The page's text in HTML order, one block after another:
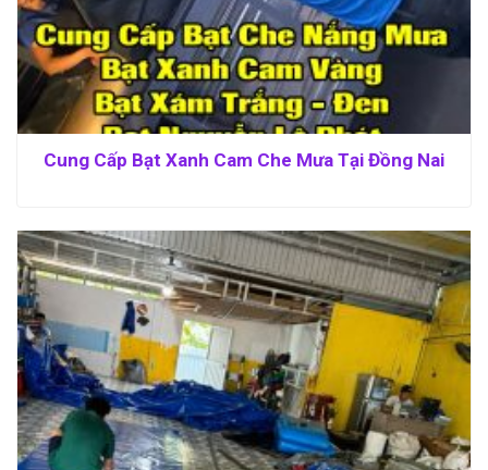
Cung Cấp Bạt Xanh Cam Che Mưa Tại Đồng Nai